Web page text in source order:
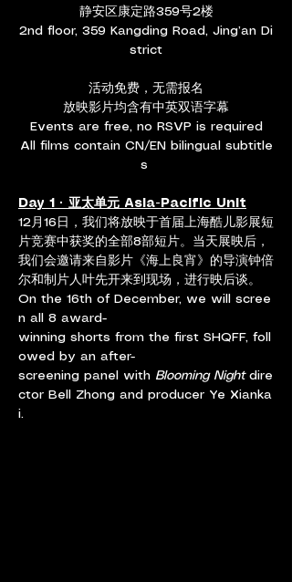
静安区康定路359号2楼
2nd floor, 359 Kangding Road, Jing’an Di
strict
活动免费，无需报名
放映影片均含有中英双语字幕
Events are free, no RSVP is required
All films contain CN/EN bilingual subtitle
s
Day 1 · 亚太单元 Asia-Pacific Unit
12月 16 日，我们将放映于首届上海酷儿影展短
片竞赛中获奖的全部8部短片。当天展映后，
我们会邀请来自影片《海上良宵》的导演钟倍
尔和制片人叶先开来到现场，进行映后谈。
On the 16th of December, we will scree
n all 8 award-
winning shorts from the first SHQFF, foll
owed by an after-
screening panel with Blooming Night dire
ctor Bell Zhong and producer Ye Xianka
i.